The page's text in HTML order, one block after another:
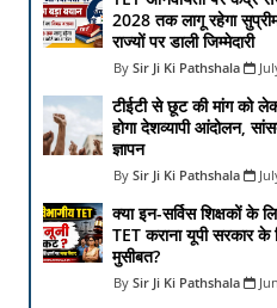
2028 तक लागू रहेगा
राज्यों पर डाली जिम्मेदारी
Sir Ji Ki Pathshala
टीईटी से छूट की मांग को
होगा देशव्यापी आंदोलन,
ज्ञापन
Sir Ji Ki Pathshala
क्या इन-सर्विस शिक्षकों के
TET कराना यूपी सरकार के
मुसीबत?
Sir Ji Ki Pathshala